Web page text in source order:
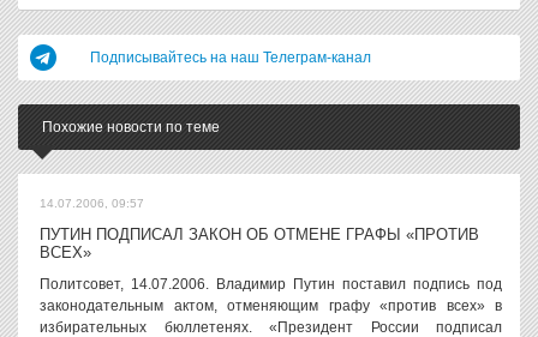
Подписывайтесь на наш Телеграм-канал
Похожие новости по теме
14.07.2006, 09:57
ПУТИН ПОДПИСАЛ ЗАКОН ОБ ОТМЕНЕ ГРАФЫ «ПРОТИВ
ВСЕХ»
Политсовет, 14.07.2006. Владимир Путин поставил подпись под
законодательным актом, отменяющим графу «против всех» в
избирательных бюллетенях. «Президент России подписал